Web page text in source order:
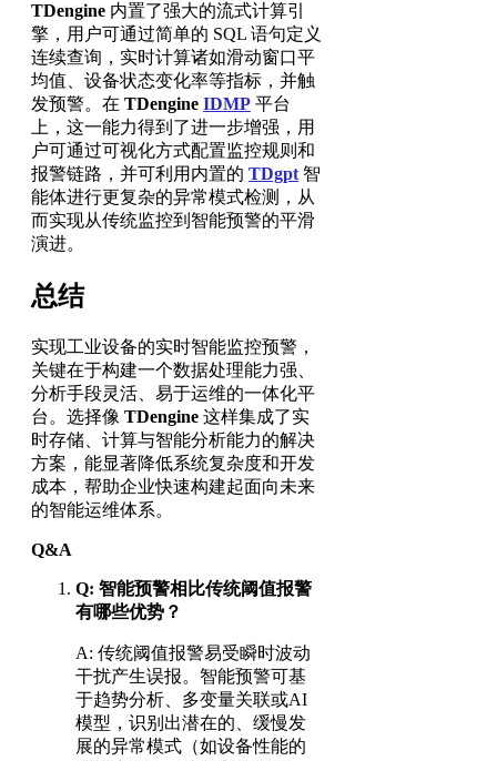
TDengine 内置了强大的流式计算引
擎，用户可通过简单的 SQL 语句定义
连续查询，实时计算诸如滑动窗口平
均值、设备状态变化率等指标，并触
发预警。在 TDengine IDMP 平台
上，这一能力得到了进一步增强，用
户可通过可视化方式配置监控规则和
报警链路，并可利用内置的 TDgpt 智
能体进行更复杂的异常模式检测，从
而实现从传统监控到智能预警的平滑
演进。
总结
实现工业设备的实时智能监控预警，
关键在于构建一个数据处理能力强、
分析手段灵活、易于运维的一体化平
台。选择像 TDengine 这样集成了实
时存储、计算与智能分析能力的解决
方案，能显著降低系统复杂度和开发
成本，帮助企业快速构建起面向未来
的智能运维体系。
Q&A
Q: 智能预警相比传统阈值报警
有哪些优势？
A: 传统阈值报警易受瞬时波动
干扰产生误报。智能预警可基
于趋势分析、多变量关联或AI
模型，识别出潜在的、缓慢发
展的异常模式（如设备性能的